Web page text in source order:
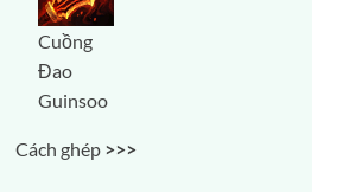
Cuồng
Đao
Guinsoo
Cách ghép >>>